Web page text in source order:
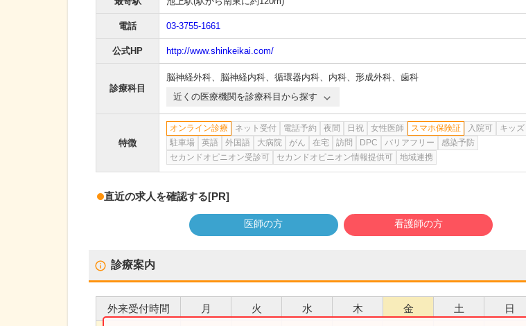
電話 03-3755-1661
公式HP http://www.shinkeikai.com/
診療科目
脳神経外科、 脳神経内科、 循環器内科、 内科、 形成外科、 歯科
近くの医療機関を診療科目から探す
特徴
オンライン診療 ネット受付 電話予約 夜間 日祝 女性医師 スマホ保険証 入院可 キッズ
駐車場
英語 外国語 大病院 がん 在宅 訪問 DPC バリアフリー
感染予防
セカンドオピニオン受診可
セカンドオピニオン情報提供可 地域連携
直近の求人を確認する[PR]
医師の方 看護師の方
診療案内
外来受付時間 月 火 水 木 金 土 日